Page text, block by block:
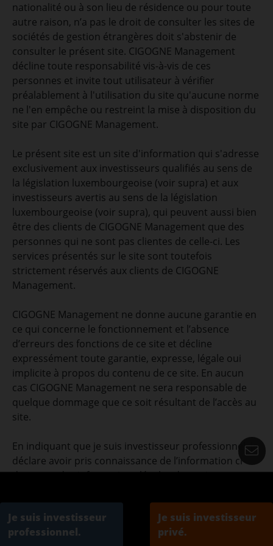
nationalité ou à son lieu de résidence ou pour toute
autre raison, n’a pas le droit de consulter les sites de
sociétés de gestion étrangères doit s'abstenir de
consulter le présent site. CIGOGNE Management
décline toute responsabilité vis-à-vis de ces
personnes et invite tout utilisateur à vérifier
préalablement à l'utilisation du site qu'aucune norme
ne l'en empêche ou restreint la mise à disposition du
site par CIGOGNE Management.
Le présent site est un site d'information qui s'adresse
exclusivement aux investisseurs qualifiés au sens de
la législation luxembourgeoise (voir supra) et aux
investisseurs avertis au sens de la législation
luxembourgeoise (voir supra), qui peuvent aussi bien
être des clients de CIGOGNE Management que des
personnes qui ne sont pas clientes de celle-ci. Les
services présentés sur le site sont toutefois
strictement réservés aux clients de CIGOGNE
Management.
CIGOGNE Management ne donne aucune garantie en
ce qui concerne le fonctionnement et l’absence
d’erreurs des fonctions de ce site et décline
expressément toute garantie, expresse, légale oui
implicite à propos du contenu de ce site. En aucun
cas CIGOGNE Management ne sera responsable de
quelque dommage que ce soit résultant de l’accès au
site.
En indiquant que je suis investisseur professionnel, je
déclare avoir pris connaissance de l’information ci-
dessus et des informations légales de ce site.
Je suis investisseur
professionnel.
Je suis investisseur
privé.